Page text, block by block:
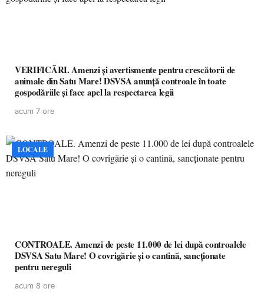
VERIFICĂRI. Amenzi și avertismente pentru crescătorii de
animale din Satu Mare! DSVSA anunță controale în toate
gospodăriile și face apel la respectarea legii
acum 7 ore
LOCALE
CONTROALE. Amenzi de peste 11.000 de lei după controalele
DSVSA Satu Mare! O covrigărie și o cantină, sancționate
pentru nereguli
acum 8 ore